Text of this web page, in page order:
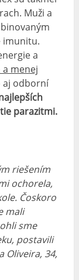
Muži a
imunitu.
a
a menej
aj odborní
parazitmi.
riešením
ochorela,
Čoskoro
mali
sme
postavili
Oliveira, 34,